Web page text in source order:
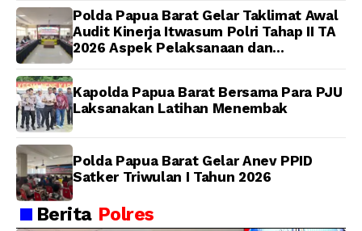
Polda Papua Barat Gelar Taklimat Awal
Audit Kinerja Itwasum Polri Tahap II TA
2026 Aspek Pelaksanaan dan
Kapolda Papua Barat Bersama Para PJU
Laksanakan Latihan Menembak
Polda Papua Barat Gelar Anev PPID
Satker Triwulan I Tahun 2026
Berita Polres